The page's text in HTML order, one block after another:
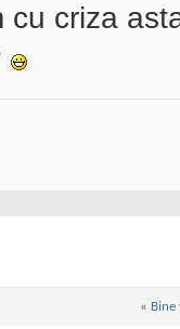
cu criza
« Bine